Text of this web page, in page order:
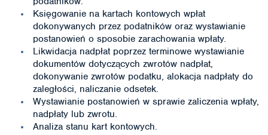
Księgowanie na kartach kontowych wpłat
dokonywanych przez podatników oraz wystawianie
postanowień o sposobie zarachowania wpłaty.
Likwidacja nadpłat poprzez terminowe wystawianie
dokumentów dotyczących zwrotów nadpłat,
dokonywanie zwrotów podatku, alokacja nadpłaty do
zaległości, naliczanie odsetek.
Wystawianie postanowień w sprawie zaliczenia wpłaty,
nadpłaty lub zwrotu.
Analiza stanu kart kontowych.